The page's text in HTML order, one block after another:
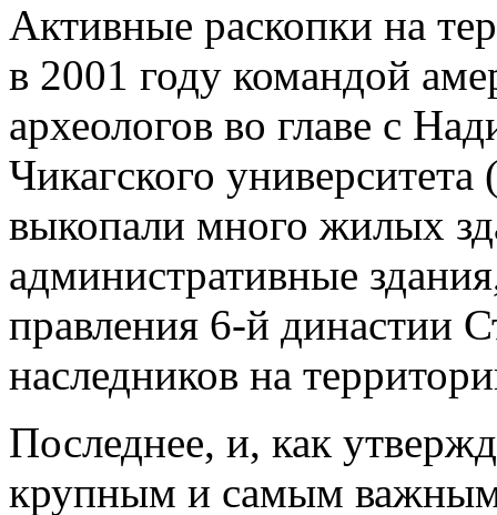
Активные раскопки на
в 2001 году командой
археологов во главе с
Чикагского
выкопали много жилых
административные
правления 6-й династии
наследников на
Последнее, и, как
крупным и самым